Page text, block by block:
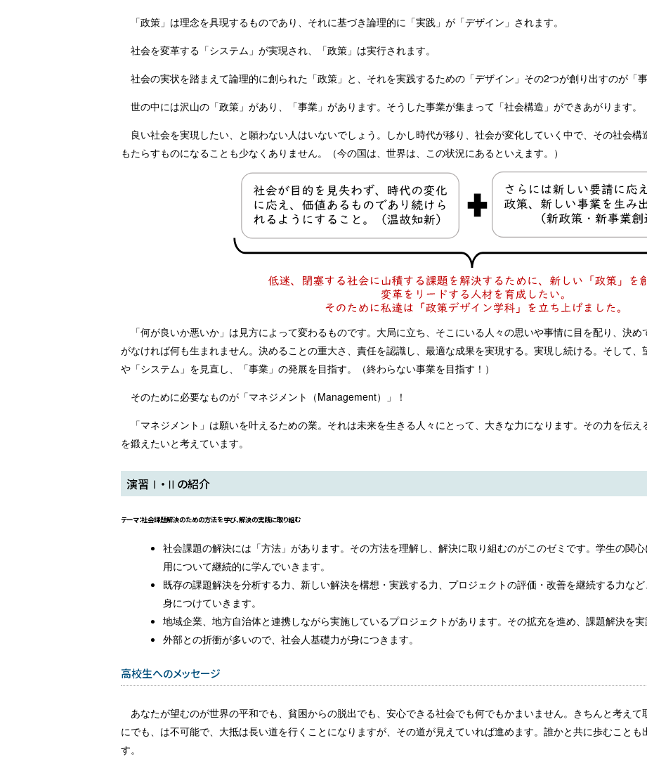
「政策」は理念を具現するものであり、それに基づき論理的に「実践」が「デザイン」されます。
社会を変革する「システム」が実現され、「政策」は実行されます。
社会の実状を踏まえて論理的に創られた「政策」と、それを実践するための「デザイン」その2つが創り出すのが「事
世の中には沢山の「政策」があり、「事業」があります。そうした事業が集まって「社会構造」ができあがります。
良い社会を実現したい、と願わない人はいないでしょう。しかし時代が移り、社会が変化していく中で、その社会
もたらすものになることも少なくありません。（今の国は、世界は、この状況にあるといえます。）
「何が良いか悪いか」は見方によって変わるものです。大局に立ち、そこにいる人々の思いや事情に目を配り、決
がなければ何も生まれません。決めることの重大さ、責任を認識し、最適な成果を実現する。実現し続ける。そして、
や「システム」を見直し、「事業」の発展を目指す。（終わらない事業を目指す！）
そのために必要なものが「マネジメント（Management）」！
「マネジメント」は願いを叶えるための業。それは未来を生きる人々にとって、大きな力になります。その力を伝え
を鍛えたいと考えています。
演習Ⅰ・Ⅱの紹介
テーマ：社会課題解決のための方法を学び、解決の実践に取り組む
社会課題の解決には「方法」があります。その方法を理解し、解決に取り組むのがこのゼミです。学生の関
用について継続的に学んでいきます。
既存の課題解決を分析する力、新しい解決を構想・実践する力、プロジェクトの評価・改善を継続する力な
身につけていきます。
地域企業、地方自治体と連携しながら実施しているプロジェクトがあります。その拡充を進め、課題解決を実
外部との折衝が多いので、社会人基礎力が身につきます。
高校生へのメッセージ
あなたが望むのが世界の平和でも、貧困からの脱出でも、安心できる社会でも何でもかまいません。きちんと考え
にでも、は不可能で、大抵は長い道を行くことになりますが、その道が見えていれば進めます。誰かと共に歩むこと
す。